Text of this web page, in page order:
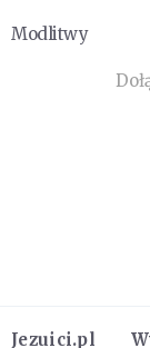
Modlitwy
Jezuici.pl